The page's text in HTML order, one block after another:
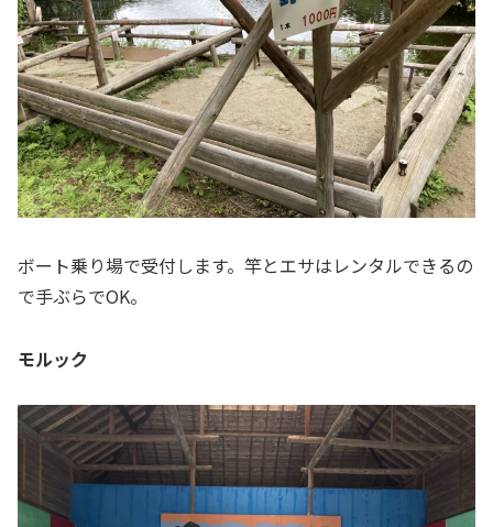
ボート乗り場で受付します。竿とエサはレンタルできるの
で手ぶらでOK。
モルック